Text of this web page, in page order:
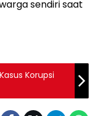
sendiri saat
Korupsi